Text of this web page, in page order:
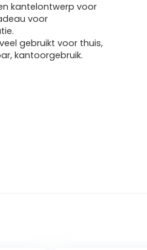
kantelontwerp voor
voor
gebruikt voor thuis,
kantoorgebruik.